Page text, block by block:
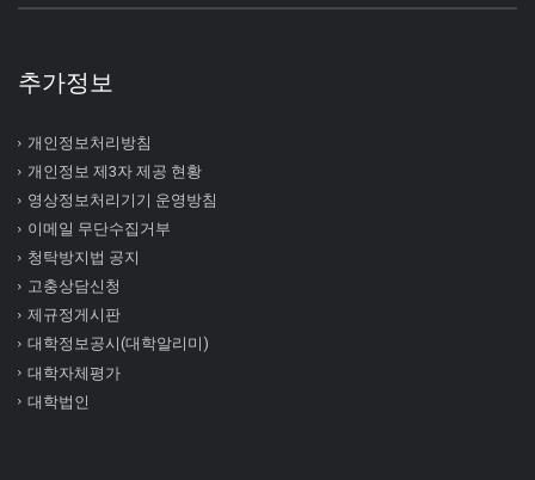
추가정보
개인정보처리방침
개인정보 제3자 제공 현황
영상정보처리기기 운영방침
이메일 무단수집거부
청탁방지법 공지
고충상담신청
제규정게시판
대학정보공시(대학알리미)
대학자체평가
대학법인